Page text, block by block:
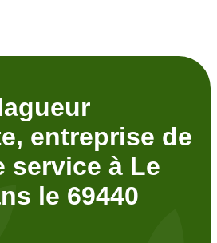
entreprise de
service à Le
le 69440